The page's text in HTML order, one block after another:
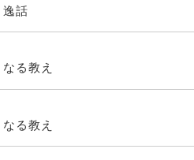
逸話
る教え
る教え